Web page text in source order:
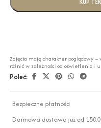
KUP
Zdjęcia mają charakter poglądowy
różnić w zależności od oświetlenia i
Poleć:
Bezpieczne płatności
Darmowa dostawa już od